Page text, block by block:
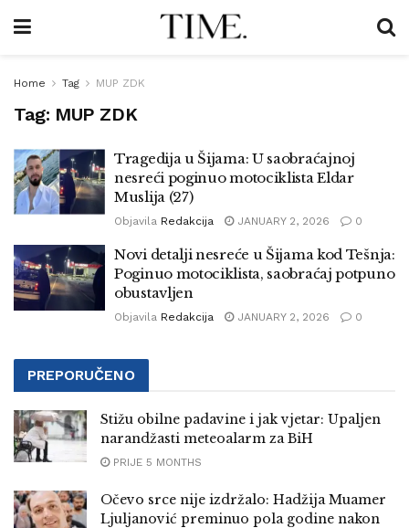
Home Tag MUP ZDK
Tag: MUP ZDK
Tragedija u Šijama: U saobraćajnoj
nesreći poginuo motociklista Eldar
Muslija (27)
Objavila Redakcija JANUARY 2, 2026 0
Novi detalji nesreće u Šijama kod Tešnja:
Poginuo motociklista, saobraćaj potpuno
obustavljen
Objavila Redakcija JANUARY 2, 2026 0
PREPORUČENO
Stižu obilne padavine i jak vjetar: Upaljen
narandžasti meteoalarm za BiH
PRIJE 5 MONTHS
Očevo srce nije izdržalo: Hadžija Muamer
Ljuljanović preminuo pola godine nakon